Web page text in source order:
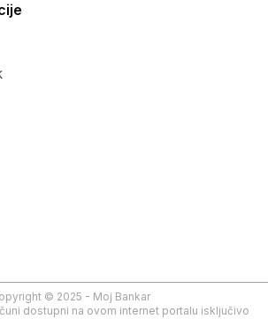
© 2025 - Moj Bankar
dostupni na ovom internet portalu isključivo